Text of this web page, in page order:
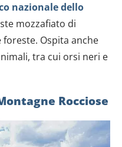
nazionale dello
mozzafiato di
Ospita anche
tra cui orsi neri e
Rocciose